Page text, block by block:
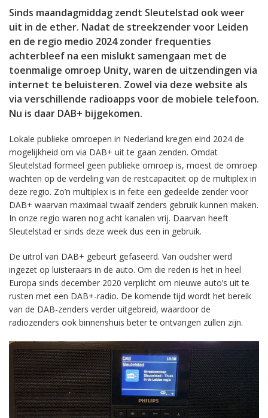
Sinds maandagmiddag zendt Sleutelstad ook weer
uit in de ether. Nadat de streekzender voor Leiden
en de regio medio 2024 zonder frequenties
achterbleef na een mislukt samengaan met de
toenmalige omroep Unity, waren de uitzendingen via
internet te beluisteren. Zowel via deze website als
via verschillende radioapps voor de mobiele telefoon.
Nu is daar DAB+ bijgekomen.
Lokale publieke omroepen in Nederland kregen eind 2024 de
mogelijkheid om via DAB+ uit te gaan zenden. Omdat
Sleutelstad formeel geen publieke omroep is, moest de omroep
wachten op de verdeling van de restcapaciteit op de multiplex in
deze regio. Zo’n multiplex is in feite een gedeelde zender voor
DAB+ waarvan maximaal twaalf zenders gebruik kunnen maken.
In onze regio waren nog acht kanalen vrij. Daarvan heeft
Sleutelstad er sinds deze week dus een in gebruik.
De uitrol van DAB+ gebeurt gefaseerd. Van oudsher werd
ingezet op luisteraars in de auto. Om die reden is het in heel
Europa sinds december 2020 verplicht om nieuwe auto’s uit te
rusten met een DAB+-radio. De komende tijd wordt het bereik
van de DAB-zenders verder uitgebreid, waardoor de
radiozenders ook binnenshuis beter te ontvangen zullen zijn.